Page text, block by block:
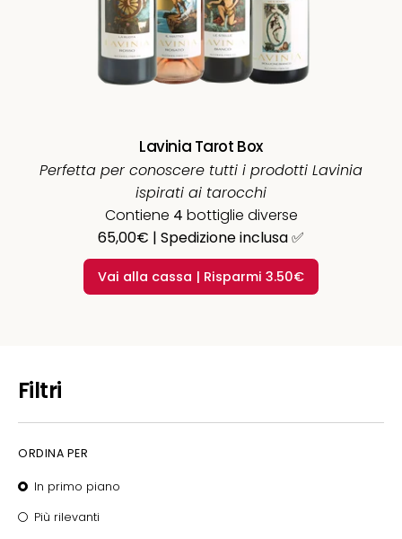
Lavinia Tarot Box
Perfetta per conoscere tutti i prodotti Lavinia
ispirati ai tarocchi
Contiene 4 bottiglie diverse
65,00€ | Spedizione inclusa ✅
Vai alla cassa | Risparmi 3.50€
Filtri
ORDINA PER
In primo piano
Più rilevanti